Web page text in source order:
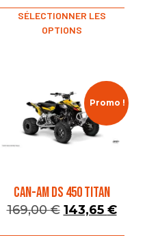
SÉLECTIONNER LES
OPTIONS
Promo !
CAN-AM DS 450 TITAN
169,00€ 143,65 €